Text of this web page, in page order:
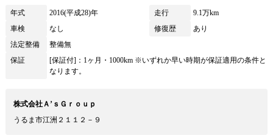
年式 2016(平成28)年 走行
9.1万km
車検
なし 修復歴
あり
法定整備
整備無
保証
[保証付]：1ヶ月・1000km ※いずれか早い時期が保証適用の条件と
なります。
株式会社Ａ’ｓＧｒｏｕｐ
うるま市江洲２１１２－９